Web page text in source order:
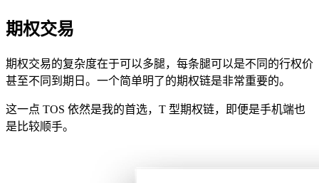
期权交易
期权交易的复杂度在于可以多腿，每条腿可以是不同的行权价
甚至不同到期日。一个简单明了的期权链是非常重要的。
这一点 TOS 依然是我的首选，T 型期权链，即便是手机端也
是比较顺手。